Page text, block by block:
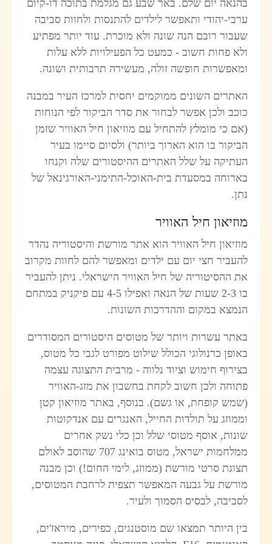
בהנאה יום שלם. באר שבע גם מגלמת בתוכה דו-קיום
ערבי-יהודי ותאפשר לילדים להתנסות ולחוות סביבה
שעבור רובם הנה שונה ולא מוכרת. עוד יותר מפתיע
ולא פחות חשוב - כמעט כל הפעילויות ללא עלות
ומאפשרות חופשה זולה, מעשירה תרבותית ושונה.
האתרים השונים ממוקמים יחסית למרכז העיר במבנה
כוכב ולכן אפשר לבחור את סדר הביקור לפי הנוחות
(אם כי מומלץ להתחיל עם מוזיאון חיל האוויר שזמן
הביקור בו הוא הארוך ביותר) ולסיום סיימו בעיר
העתיקה על שלל האתרים ההיסטורים שלה וקנחו
בארוחה במסעדת בית-האוכל-התימני-האורגינאל של
נתן.
מוזיאון חיל האוויר
מוזיאון חיל האוויר הוא אתר מורשת והיסטוריה נהדר
להעביר חצי יום עם ילדים ומאפשר להם לחוות מקרוב
את ההסיטוריה של חיל האוויר הישראלי. ניתן להעביר
בו 2-3 שעות של הנאה ואפילו 4-5 עם פיקניק במתחם
הנמצא במקום וההדרכות השונות.
באתר עשרות ויותר של מטוסים היסטורים המסודרים
באופן כרנולוגי הכולל שילוט מפורט לגבי כל מטוס,
בצירוף חימוש וציוד נלווה - מרבית התצוגה עצמה
פתוחה ולכן חשוב לקחת בחשבון את מזג-האוויר
(שמש קופחת, או גשם). בנוסף, באתר מוזיאון קטן
וממוזג על תולדות החייל, האנגרים עם אנדקוטות
שונות, אוסף מטוסי שלל וכן כלי נשק אחרים
ממלחמות ישראל, מטוס בואינג 707 שהוסב לאולם
תצוגת סרטי מורשת (ממוזג, לימי החום!) וכן מבנה
מורשת על גבעה המאפשר תצפית לרחבת המטוסים,
לסביבה, לבסיס הסמוך ולעיר.
בין היותר תמצאו שם מוסטנגים, כפירים, מיראז'ים,